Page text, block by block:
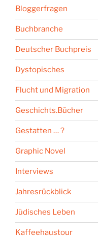
Bloggerfragen
Buchbranche
Deutscher Buchpreis
Dystopisches
Flucht und Migration
Geschichts.Bücher
Gestatten … ?
Graphic Novel
Interviews
Jahresrückblick
Jüdisches Leben
Kaffeehaustour